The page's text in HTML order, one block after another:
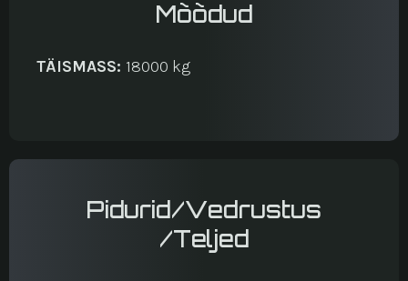
Mõõdud
TÄISMASS: 18000 kg
Pidurid/Vedrustus
/Teljed